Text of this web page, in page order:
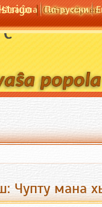
|Сайта кӗрсен
По-русски
Чупту мана